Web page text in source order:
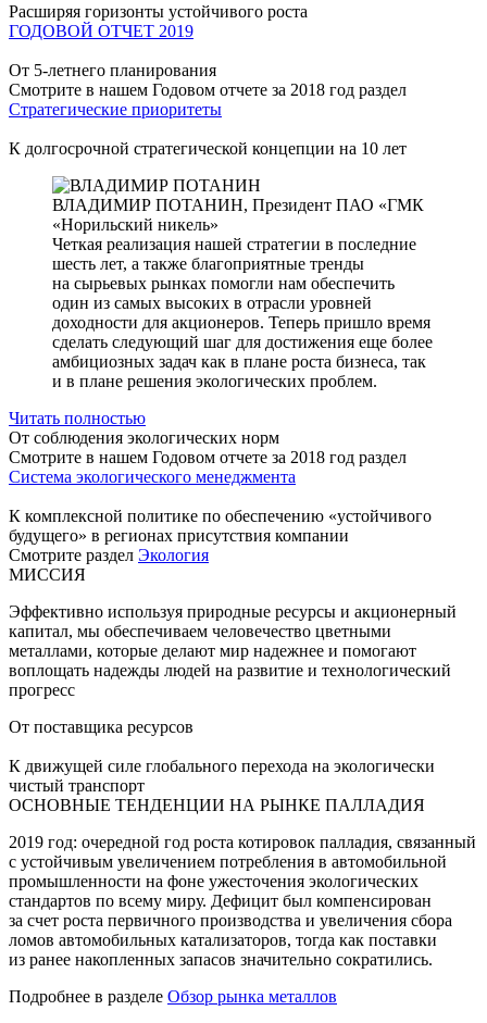
Расширяя горизонты устойчивого роста
ГОДОВОЙ ОТЧЕТ 2019
От 5-летнего планирования
Смотрите в нашем Годовом отчете за 2018 год раздел
Стратегические приоритеты
К долгосрочной стратегической концепции на 10 лет
ВЛАДИМИР ПОТАНИН, Президент ПАО «ГМК
«Норильский никель»
Четкая реализация нашей стратегии в последние
шесть лет, а также благоприятные тренды
на сырьевых рынках помогли нам обеспечить
один из самых высоких в отрасли уровней
доходности для акционеров. Теперь пришло время
сделать следующий шаг для достижения еще более
амбициозных задач как в плане роста бизнеса, так
и в плане решения экологических проблем.
Читать полностью
От соблюдения экологических норм
Смотрите в нашем Годовом отчете за 2018 год раздел
Система экологического менеджмента
К комплексной политике по обеспечению «устойчивого
будущего» в регионах присутствия компании
Смотрите раздел Экология
МИССИЯ
Эффективно используя природные ресурсы и акционерный
капитал, мы обеспечиваем человечество цветными
металлами, которые делают мир надежнее и помогают
воплощать надежды людей на развитие и технологический
прогресс
От поставщика ресурсов
К движущей силе глобального перехода на экологически
чистый транспорт
ОСНОВНЫЕ ТЕНДЕНЦИИ НА РЫНКЕ ПАЛЛАДИЯ
2019 год: очередной год роста котировок палладия, связанный
с устойчивым увеличением потребления в автомобильной
промышленности на фоне ужесточения экологических
стандартов по всему миру. Дефицит был компенсирован
за счет роста первичного производства и увеличения сбора
ломов автомобильных катализаторов, тогда как поставки
из ранее накопленных запасов значительно сократились.
Подробнее в разделе Обзор рынка металлов